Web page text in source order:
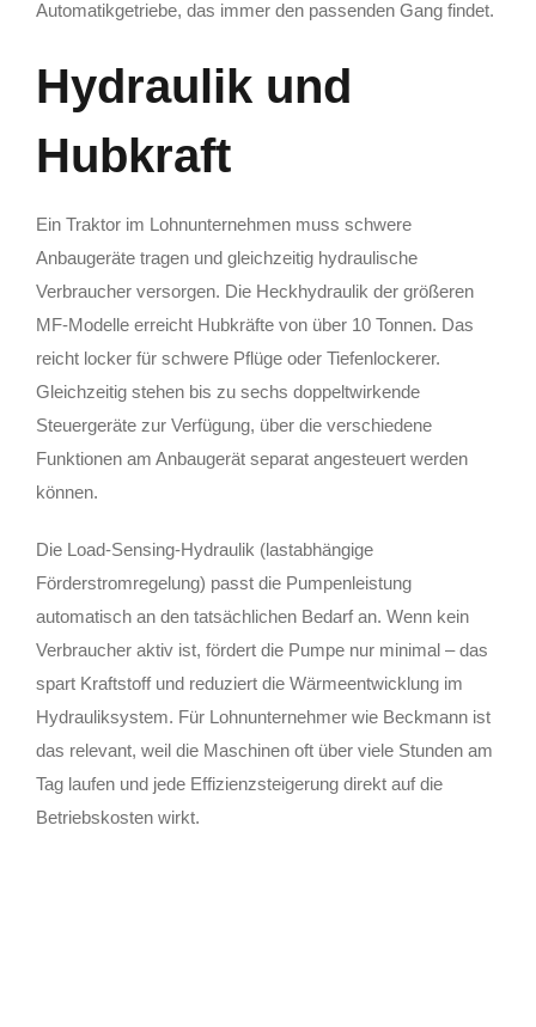
Automatikgetriebe, das immer den passenden Gang findet.
Hydraulik und
Hubkraft
Ein Traktor im Lohnunternehmen muss schwere
Anbaugeräte tragen und gleichzeitig hydraulische
Verbraucher versorgen. Die Heckhydraulik der größeren
MF-Modelle erreicht Hubkräfte von über 10 Tonnen. Das
reicht locker für schwere Pflüge oder Tiefenlockerer.
Gleichzeitig stehen bis zu sechs doppeltwirkende
Steuergeräte zur Verfügung, über die verschiedene
Funktionen am Anbaugerät separat angesteuert werden
können.
Die Load-Sensing-Hydraulik (lastabhängige
Förderstromregelung) passt die Pumpenleistung
automatisch an den tatsächlichen Bedarf an. Wenn kein
Verbraucher aktiv ist, fördert die Pumpe nur minimal – das
spart Kraftstoff und reduziert die Wärmeentwicklung im
Hydrauliksystem. Für Lohnunternehmer wie Beckmann ist
das relevant, weil die Maschinen oft über viele Stunden am
Tag laufen und jede Effizienzsteigerung direkt auf die
Betriebskosten wirkt.